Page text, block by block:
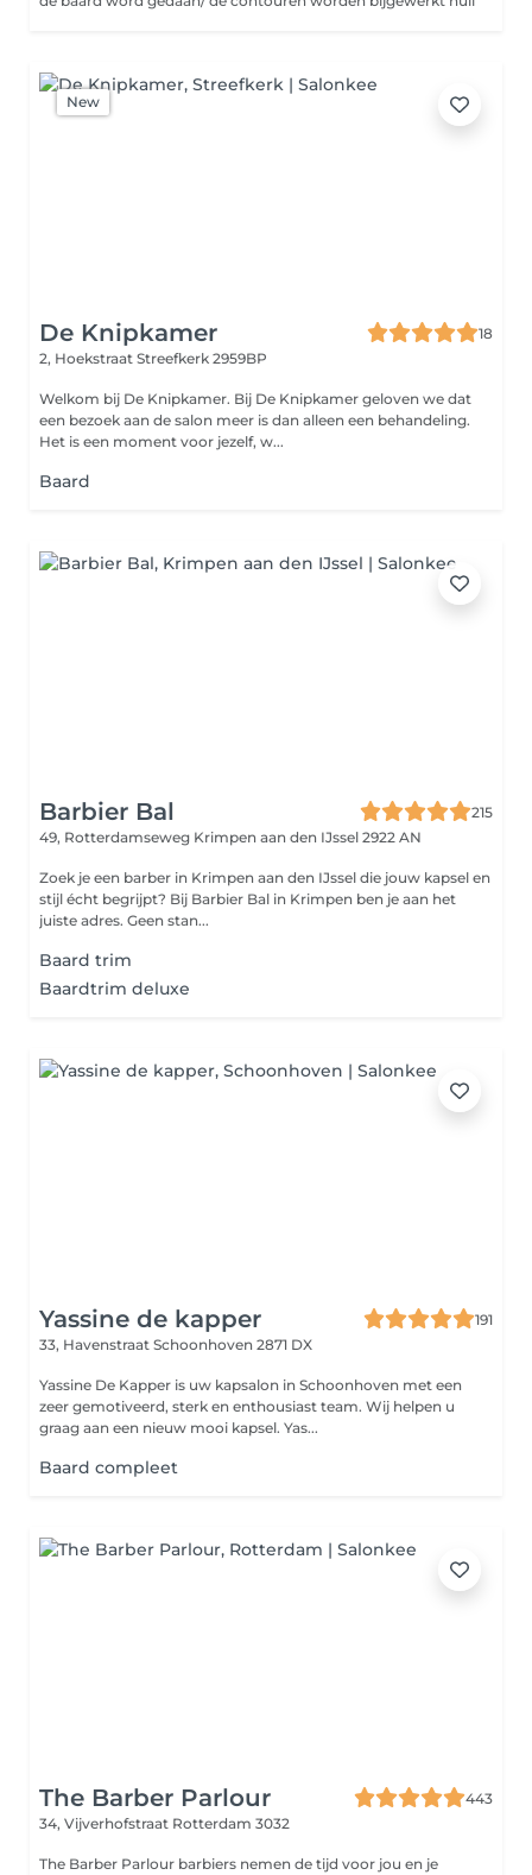
New
De Knipkamer
18
2, Hoekstraat Streefkerk 2959BP
Welkom bij De Knipkamer. Bij De Knipkamer geloven we dat
een bezoek aan de salon meer is dan alleen een behandeling.
Het is een moment voor jezelf, w...
Baard
Barbier Bal
215
49, Rotterdamseweg Krimpen aan den IJssel 2922 AN
Zoek je een barber in Krimpen aan den IJssel die jouw kapsel en
stijl écht begrijpt? Bij Barbier Bal in Krimpen ben je aan het
juiste adres. Geen stan...
Baard trim
Baardtrim deluxe
Yassine de kapper
191
33, Havenstraat Schoonhoven 2871 DX
Yassine De Kapper is uw kapsalon in Schoonhoven met een
zeer gemotiveerd, sterk en enthousiast team. Wij helpen u
graag aan een nieuw mooi kapsel. Yas...
Baard compleet
The Barber Parlour
443
34, Vijverhofstraat Rotterdam 3032
The Barber Parlour barbiers nemen de tijd voor jou en je